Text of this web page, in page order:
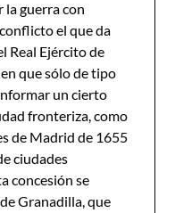
la guerra con
el que da
Real Ejército de
que sólo de tipo
un cierto
fronteriza, como
de Madrid de 1655
ciudades
concesión se
Granadilla, que